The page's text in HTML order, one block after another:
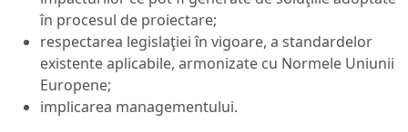
în procesul de proiectare;
respectarea legislaţiei în vigoare, a standardelor
existente aplicabile, armonizate cu Normele Uniunii
Europene;
implicarea managementului.